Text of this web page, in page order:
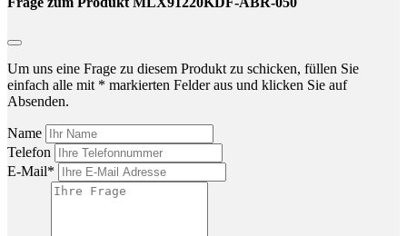
Um uns eine Frage zu diesem Produkt zu schicken, füllen Sie
einfach alle mit * markierten Felder aus und klicken Sie auf
Absenden.
Name
Telefon
E-Mail*